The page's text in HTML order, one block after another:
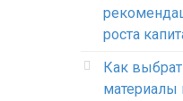
роста
Как
материалы